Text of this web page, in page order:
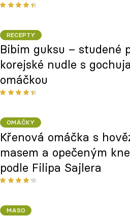
RECEPTY
Bibim guksu – studené
korejské nudle s
omáčkou
OMÁČKY
Křenová omáčka s
masem a opečeným
podle Filipa Sajlera
MASO